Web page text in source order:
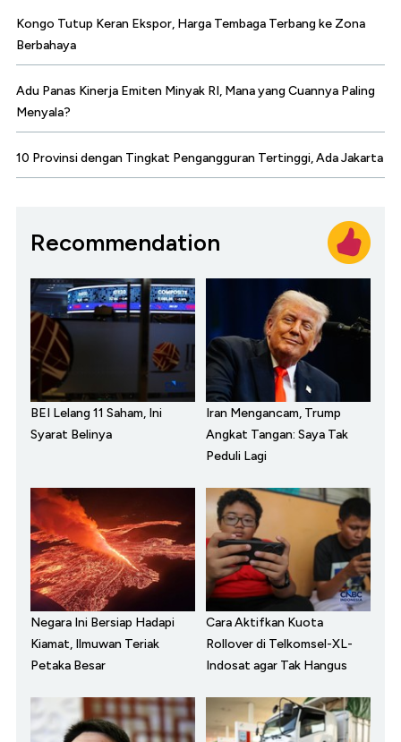
Kongo Tutup Keran Ekspor, Harga Tembaga Terbang ke Zona
Berbahaya
Adu Panas Kinerja Emiten Minyak RI, Mana yang Cuannya Paling
Menyala?
10 Provinsi dengan Tingkat Pengangguran Tertinggi, Ada Jakarta
Recommendation
BEI Lelang 11 Saham, Ini
Syarat Belinya
Iran Mengancam, Trump
Angkat Tangan: Saya Tak
Peduli Lagi
Negara Ini Bersiap Hadapi
Kiamat, Ilmuwan Teriak
Petaka Besar
Cara Aktifkan Kuota
Rollover di Telkomsel-XL-
Indosat agar Tak Hangus